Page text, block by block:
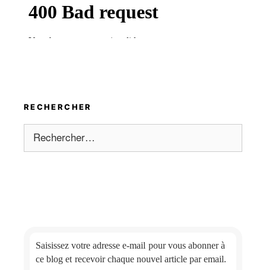
RECHERCHER
Rechercher :
Saisissez votre adresse e-mail pour vous abonner à
ce blog et recevoir chaque nouvel article par email.